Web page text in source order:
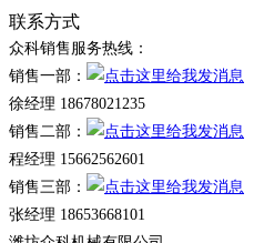
联系方式
众科销售服务热线：
销售一部：
徐经理 18678021235
销售二部：
程经理 15662562601
销售三部：
张经理 18653668101